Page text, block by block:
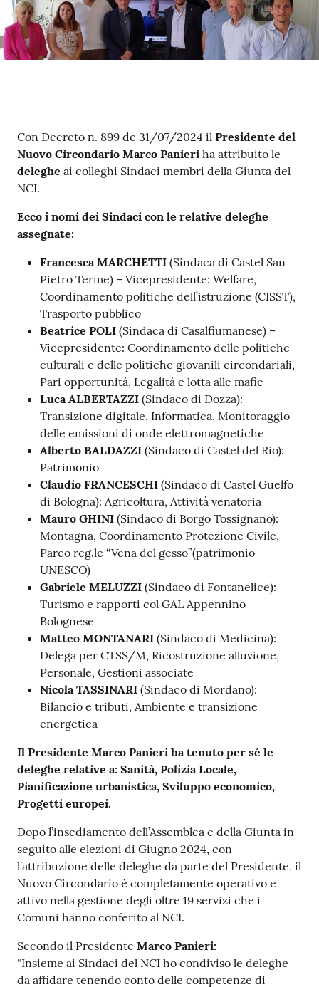
Seguici
su
Contenuto
Con Decreto n. 899 de 31/07/2024 il Presidente del
Nuovo Circondario Marco Panieri ha attribuito le
deleghe ai colleghi Sindaci membri della Giunta del
NCI.
Ecco i nomi dei Sindaci con le relative deleghe
assegnate:
Francesca MARCHETTI (Sindaca di Castel San
Pietro Terme) – Vicepresidente: Welfare,
Coordinamento politiche dell’istruzione (CISST),
Trasporto pubblico
Beatrice POLI (Sindaca di Casalfiumanese) –
Vicepresidente: Coordinamento delle politiche
culturali e delle politiche giovanili circondariali,
Pari opportunità, Legalità e lotta alle mafie
Luca ALBERTAZZI (Sindaco di Dozza):
Transizione digitale, Informatica, Monitoraggio
delle emissioni di onde elettromagnetiche
Alberto BALDAZZI (Sindaco di Castel del Rio):
Patrimonio
Claudio FRANCESCHI (Sindaco di Castel Guelfo
di Bologna): Agricoltura, Attività venatoria
Mauro GHINI (Sindaco di Borgo Tossignano):
Montagna, Coordinamento Protezione Civile,
Parco reg.le “Vena del gesso”(patrimonio
UNESCO)
Gabriele MELUZZI (Sindaco di Fontanelice):
Turismo e rapporti col GAL Appennino
Bolognese
Matteo MONTANARI (Sindaco di Medicina):
Delega per CTSS/M, Ricostruzione alluvione,
Personale, Gestioni associate
Nicola TASSINARI (Sindaco di Mordano):
Bilancio e tributi, Ambiente e transizione
energetica
Il Presidente Marco Panieri ha tenuto per sé le
deleghe relative a: Sanità, Polizia Locale,
Pianificazione urbanistica, Sviluppo economico,
Progetti europei.
Dopo l’insediamento dell’Assemblea e della Giunta in
seguito alle elezioni di Giugno 2024, con
l’attribuzione delle deleghe da parte del Presidente, il
Nuovo Circondario è completamente operativo e
attivo nella gestione degli oltre 19 servizi che i
Comuni hanno conferito al NCI.
Secondo il Presidente Marco Panieri:
“Insieme ai Sindaci del NCI ho condiviso le deleghe
da affidare tenendo conto delle competenze di